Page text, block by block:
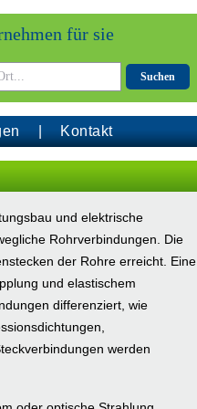
für sie
Suchen
Kontakt
und elektrische
Rohrverbindungen. Die
der Rohre erreicht. Eine
und elastischem
differenziert, wie
werden